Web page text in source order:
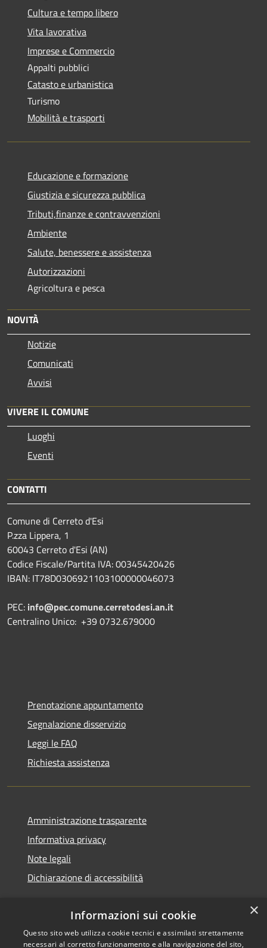
Cultura e tempo libero
Vita lavorativa
Imprese e Commercio
Appalti pubblici
Catasto e urbanistica
Turismo
Mobilità e trasporti
Educazione e formazione
Giustizia e sicurezza pubblica
Tributi,finanze e contravvenzioni
Ambiente
Salute, benessere e assistenza
Autorizzazioni
Agricoltura e pesca
NOVITÀ
Notizie
Comunicati
Avvisi
VIVERE IL COMUNE
Luoghi
Eventi
CONTATTI
Comune di Cerreto d'Esi
P.zza Lippera, 1
60043 Cerreto d'Esi (AN)
Codice Fiscale/Partita IVA: 00345420426
IBAN: IT78D0306921103100000046073
PEC: info@pec.comune.cerretodesi.an.it
Centralino Unico: +39 0732.679000
Prenotazione appuntamento
Segnalazione disservizio
Leggi le FAQ
Richiesta assistenza
Amministrazione trasparente
Informativa privacy
Note legali
Dichiarazione di accessibilità
RSS
Copyright © 2026 • Comune di
×
Informazioni sui cookie
Questo sito web utilizza cookie tecnici e assimilati strettamente
necessari al corretto funzionamento e alla navigazione del sito,